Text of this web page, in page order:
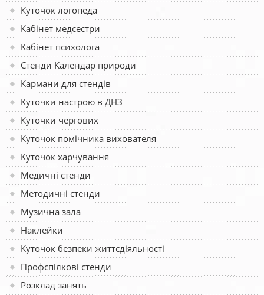
Куточок логопеда
Кабінет медсестри
Кабінет психолога
Стенди Календар природи
Кармани для стендів
Куточки настрою в ДНЗ
Куточки чергових
Куточок помічника вихователя
Куточок харчування
Медичні стенди
Методичні стенди
Музична зала
Наклейки
Куточок безпеки життєдіяльності
Профспілкові стенди
Розклад занять